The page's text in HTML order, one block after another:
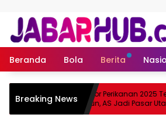
Beranda Bola Berita
Breaking NewsEkspor Perikanan 2025
Triliun, AS Jadi Pasar